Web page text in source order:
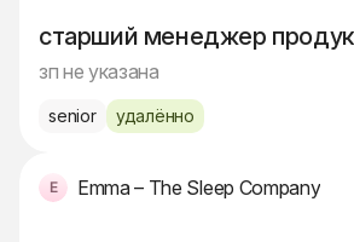
старший менеджер
зп не указана
senior удалённо
Emma – The Sleep Company